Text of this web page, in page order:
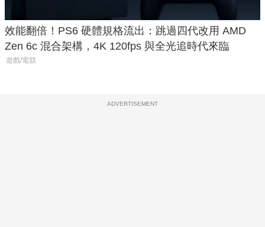
效能翻倍！PS6 硬體規格流出：跳過四代改用 AMD
Zen 6c 混合架構，4K 120fps 與全光追時代來臨
遊戲/電競
ADVERTISEMENT